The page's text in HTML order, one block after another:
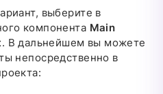
выберите в
компонента Main
. В дальнейшем вы можете
непосредственно в